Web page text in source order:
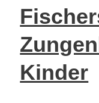
Kinder